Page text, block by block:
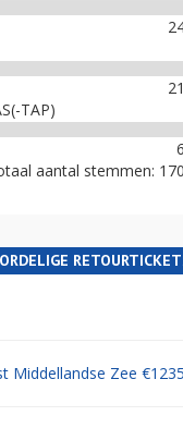
TAP)
aantal stemmen: 170
Middellandse Zee €1235